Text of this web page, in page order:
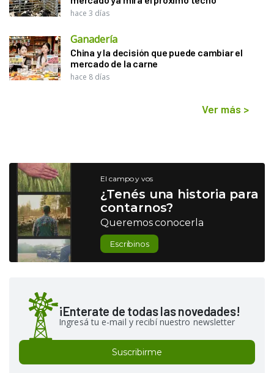
hace 3 días
Ganadería
China y la decisión que puede cambiar el
mercado de la carne
hace 8 días
Ver más >
El campo y vos
¿Tenés una historia para
contarnos?
Queremos conocerla
Escribinos
¡Enterate de todas las novedades!
Ingresá tu e-mail y recibí nuestro newsletter
Suscribirme